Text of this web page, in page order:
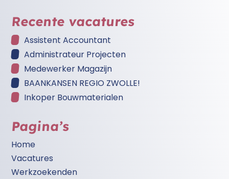
Recente vacatures
Assistent Accountant
Administrateur Projecten
Medewerker Magazijn
BAANKANSEN REGIO ZWOLLE!
Inkoper Bouwmaterialen
Pagina’s
Home
Vacatures
Werkzoekenden